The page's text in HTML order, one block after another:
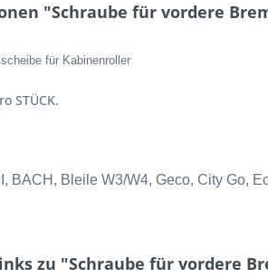
"Schraube für vordere
für Kabinenroller
STÜCK.
BACH, Bleile W3/W4, Geco, City Go,
zu "Schraube für vordere